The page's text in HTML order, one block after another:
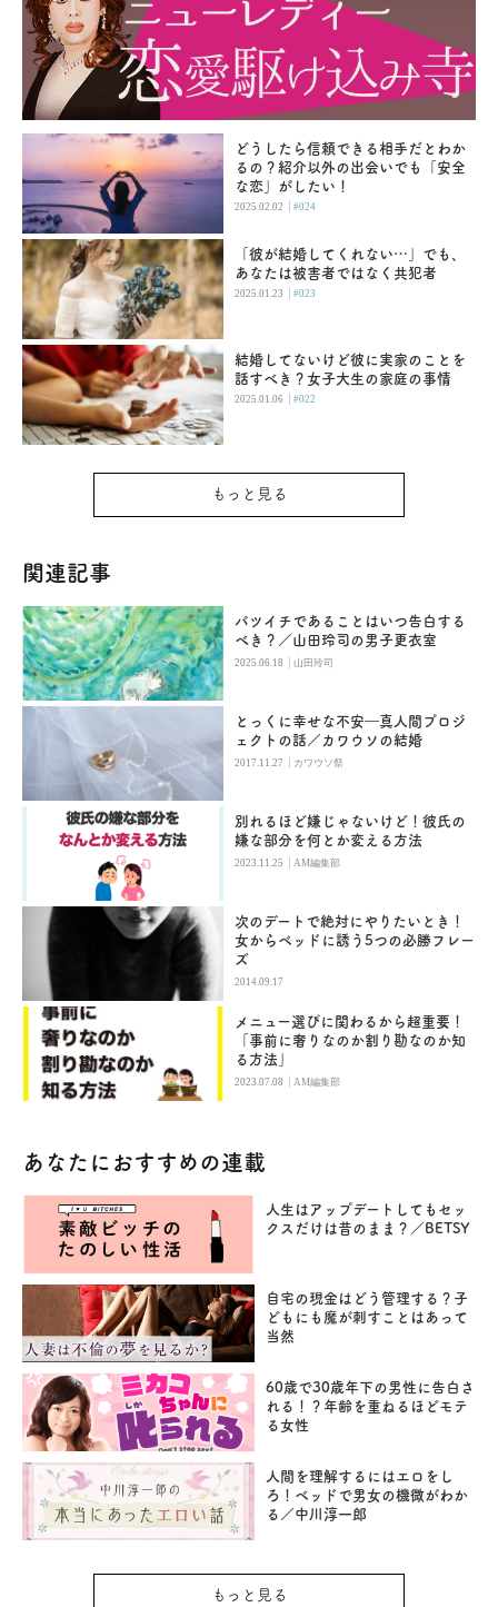
どうしたら信頼できる相手だとわか
るの？紹介以外の出会いでも「安全
な恋」がしたい！
2025.02.02 |#024
「彼が結婚してくれない…」でも、
あなたは被害者ではなく共犯者
2025.01.23 |#023
結婚してないけど彼に実家のことを
話すべき？女子大生の家庭の事情
2025.01.06 |#022
もっと見る
関連記事
バツイチであることはいつ告白する
べき？／山田玲司の男子更衣室
2025.06.18 |山田玲司
とっくに幸せな不安―真人間プロジ
ェクトの話／カワウソの結婚
2017.11.27 | カワウソ祭
別れるほど嫌じゃないけど！彼氏の
嫌な部分を何とか変える方法
2023.11.25 | AM編集部
次のデートで絶対にやりたいとき！
女からベッドに誘う5つの必勝フレー
ズ
2014.09.17
メニュー選びに関わるから超重要！
「事前に奢りなのか割り勘なのか知
る方法」
2023.07.08 | AM編集部
あなたにおすすめの連載
人生はアップデートしてもセッ
クスだけは昔のまま？／BETSY
自宅の現金はどう管理する？子
どもにも魔が刺すことはあって
当然
60歳で30歳年下の男性に告白さ
れる！？年齢を重ねるほどモテ
る女性
人間を理解するにはエロをし
ろ！ベッドで男女の機微がわか
る／中川淳一郎
もっと見る